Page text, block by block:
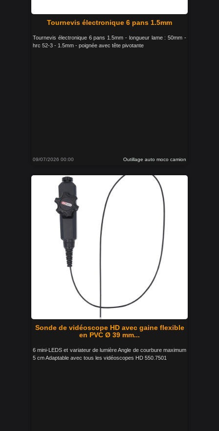
Tournevis électronique 6 pans 1.5mm
Tournevis électronique 6 pans 1.5mm - longueur lame : 50mm -
hrc 52-3 - 1.5mm - poignée avec tête pivotante
09/07/2026 00:00 Outillage auto moco camion
Sonde de vidéoscope HD avec gaine flexible
en PVC Ø 39 mm...
6 mini-LEDS et variateur de lumière Angle de courbure maximum
5 cm Adaptable avec tous les vidéoscopes HD 550.7501